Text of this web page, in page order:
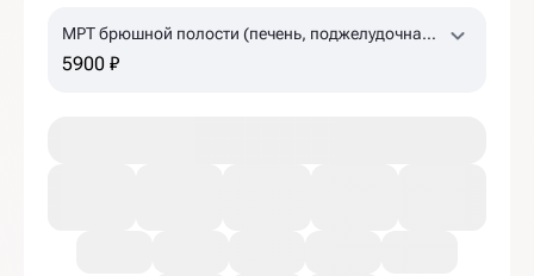
МРТ брюшной полости (печень, поджелудочная
железа, желчный пузырь, селезенка)
5900 ₽